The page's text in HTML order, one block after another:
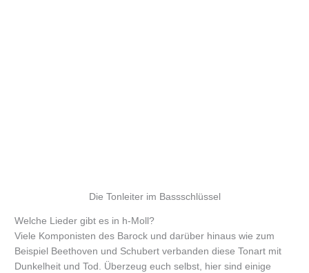
Die Tonleiter im Bassschlüssel
Welche Lieder gibt es in h-Moll?
Viele Komponisten des Barock und darüber hinaus wie zum
Beispiel Beethoven und Schubert verbanden diese Tonart mit
Dunkelheit und Tod. Überzeug euch selbst, hier sind einige